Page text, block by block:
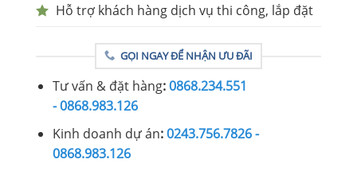
Hỗ trợ khách hàng dịch vụ thi công, lắp đặt
GỌI NGAY ĐỂ NHẬN ƯU ĐÃI
Tư vấn & đặt hàng:0868.234.551
- 0868.983.126
Kinh doanh dự án:0243.756.7826 -
0868.983.126